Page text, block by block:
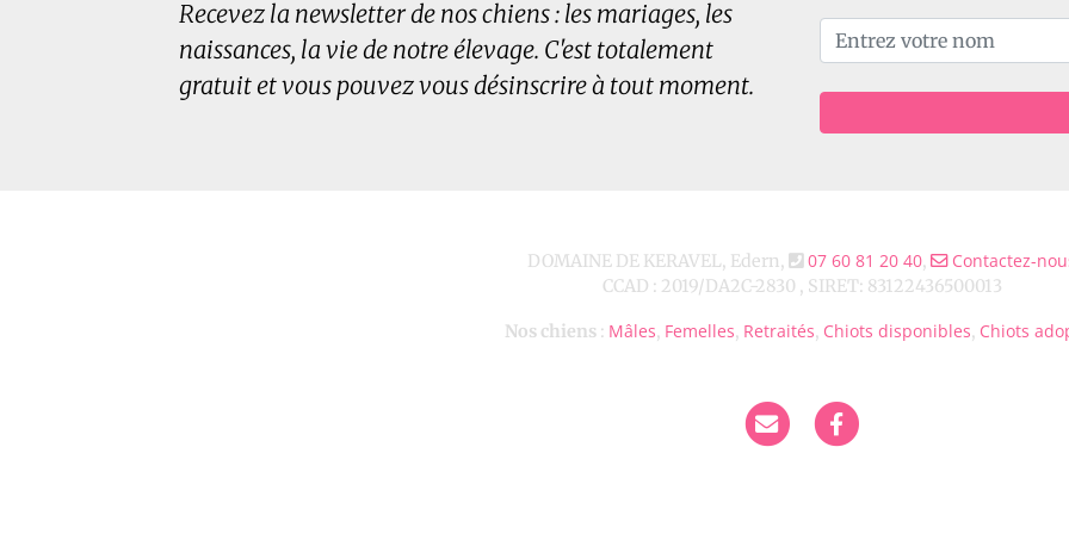
Recevez la newsletter de nos chiens : les mariages, les
naissances, la vie de notre élevage. C'est totalement
gratuit et vous pouvez vous désinscrire à tout moment.
DOMAINE DE KERAVEL, Edern, 07 60 81 20 40, Contactez-
CCAD : 2019/DA2C-2830 , SIRET: 83122436500013
Nos chiens : Mâles, Femelles, Retraités, Chiots disponibles, Chiots